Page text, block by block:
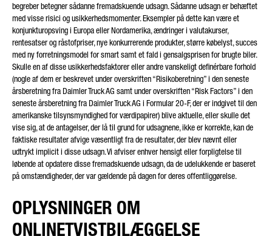
databeskyttelse og i overensstemmelse med dit samtykke
udelukkende med det formål at behandle din forespørgsel.
Yderligere oplysninger om Daimler Truck AG's behandling af
dine personlige data samt detaljerede oplysninger om dine
rettigheder finder du online idatabeskyttelsesinformationen.
Friendly Captcha
begreber betegner sådanne fremadskuende udsagn. Sådanne udsagn er behæftet
med visse risici og usikkerhedsmomenter. Eksempler på dette kan være et
konjunkturopsving i Europa eller Nordamerika, ændringer i valutakurser,
rentesatser og råstofpriser, nye konkurrerende produkter, større købelyst, succes
med ny forretningsmodel for smart samt et fald i gensalgsprisen for brugte biler.
Skulle en af disse usikkerhedsfaktorer eller andre vanskeligt definérbare forhold
(nogle af dem er beskrevet under overskriften “Risikoberetning” i den seneste
årsberetning fra Daimler Truck AG samt under overskriften “Risk Factors” i den
seneste årsberetning fra Daimler Truck AG i Formular 20-F, der er indgivet til den
amerikanske tilsynsmyndighed for værdipapirer) blive aktuelle, eller skulle det
vise sig, at de antagelser, der lå til grund for udsagnene, ikke er korrekte, kan de
faktiske resultater afvige væsentligt fra de resultater, der blev nævnt eller
udtrykt implicit i disse udsagn. Vi afviser enhver hensigt eller forpligtelse til
løbende at opdatere disse fremadskuende udsagn, da de udelukkende er baseret
på omstændigheder, der var gældende på dagen for deres offentliggørelse.
OPLYSNINGER OM
ONLINETVISTBILÆGGELSE